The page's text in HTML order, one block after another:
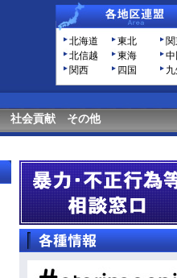
北海道 東北
北信越
東海
中
関西
四国 九
社会貢献 その他